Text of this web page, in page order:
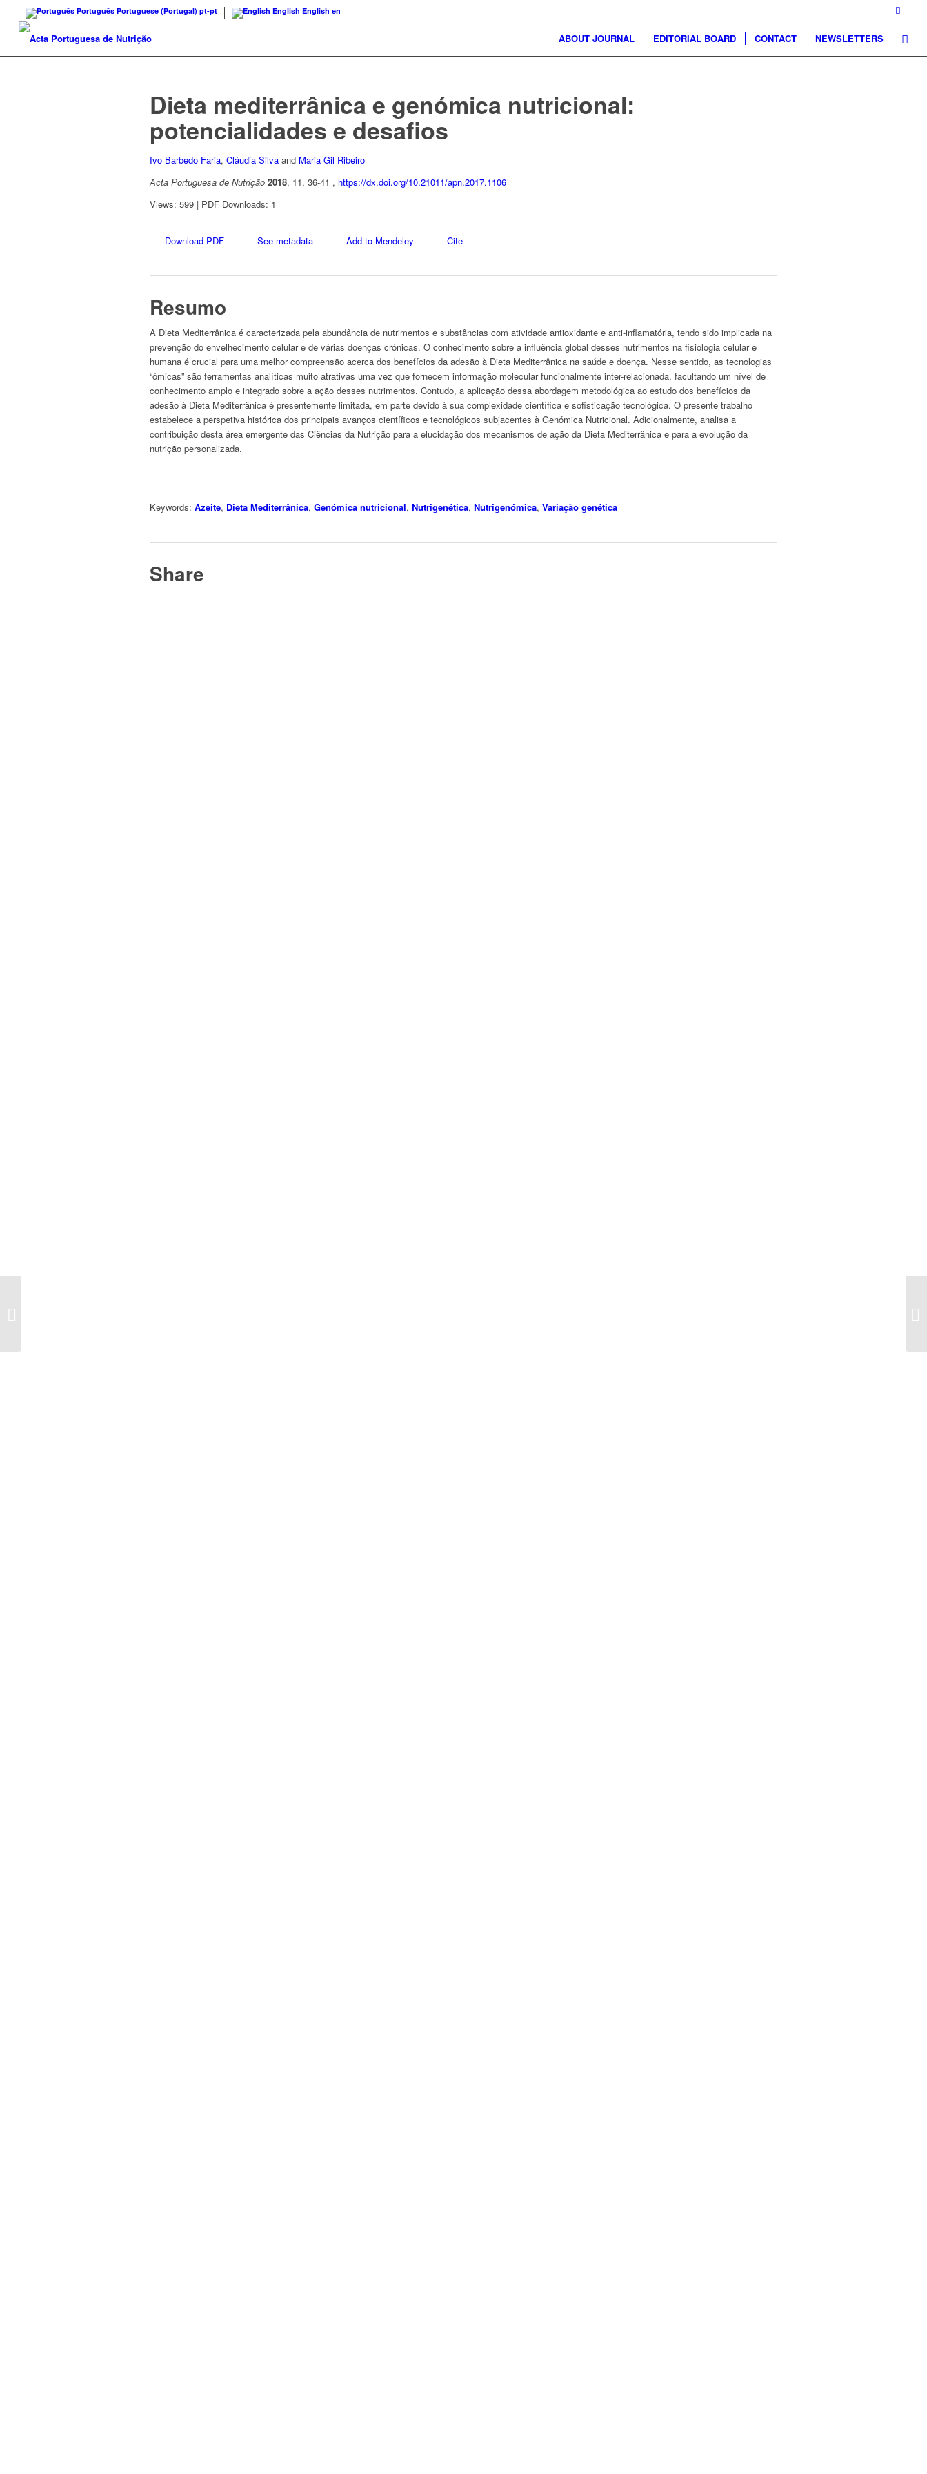
Português Portuguese (Portugal) pt-pt English English en
ABOUT JOURNAL EDITORIAL BOARD CONTACT NEWSLETTERS
Dieta mediterrânica e genómica nutricional:
potencialidades e desafios
Ivo Barbedo Faria, Cláudia Silva and Maria Gil Ribeiro
Acta Portuguesa de Nutrição 2018, 11, 36-41 , https://dx.doi.org/10.21011/apn.2017.1106
Views: 599 | PDF Downloads: 1
Download PDF See metadata Add to Mendeley Cite
Resumo
A Dieta Mediterrânica é caracterizada pela abundância de nutrimentos e substâncias com atividade antioxidante e anti-inflamatória, tendo sido implicada na
prevenção do envelhecimento celular e de várias doenças crónicas. O conhecimento sobre a influência global desses nutrimentos na fisiologia celular e
humana é crucial para uma melhor compreensão acerca dos benefícios da adesão à Dieta Mediterrânica na saúde e doença. Nesse sentido, as tecnologias
“ómicas” são ferramentas analíticas muito atrativas uma vez que fornecem informação molecular funcionalmente inter-relacionada, facultando um nível de
conhecimento amplo e integrado sobre a ação desses nutrimentos. Contudo, a aplicação dessa abordagem metodológica ao estudo dos benefícios da
adesão à Dieta Mediterrânica é presentemente limitada, em parte devido à sua complexidade científica e sofisticação tecnológica. O presente trabalho
estabelece a perspetiva histórica dos principais avanços científicos e tecnológicos subjacentes à Genómica Nutricional. Adicionalmente, analisa a
contribuição desta área emergente das Ciências da Nutrição para a elucidação dos mecanismos de ação da Dieta Mediterrânica e para a evolução da
nutrição personalizada.
Keywords: Azeite, Dieta Mediterrânica, Genómica nutricional, Nutrigenética, Nutrigenómica, Variação genética
Share